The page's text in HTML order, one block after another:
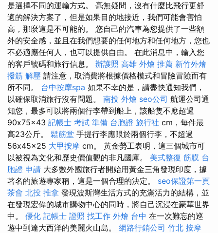
是選擇不同的運輸方式。 毫無疑問，沒有什麼比飛行更舒
適的解決方案了，但是如果目的地接近，我們可能會害怕
高，那麼這是不可能的。 您自己的汽車為您提供了一些額
外的安全感，並且在我們想要的任何地方和任何地方，您也
不必適應任何人，也可以提供自由。 在此消息中，輸入您
的客戶號碼和旅行信息。 辦護照 高雄 外燴 推薦 新竹外燴
撥筋 解壓 請注意，取消費將根據價格模式和冒險冒險而有
所不同。 台中按摩spa 如果不幸的是，請盡快通知我們，
以確保取消旅行沒有問題。 南投 外燴 seo公司 航運公司通
知您，最多可以將兩個行李帶到船上，該船隻不應超過
90x75x43 記帳士 考試 準備 台胞證 旅行社 cm，每件最
高23公斤。 鬆筋堂 手提行李應限於兩個行李，不超過
56x45x25 大甲按摩 cm。 黃金勞工表明，這三個城市可
以被視為文化和歷史價值觀的非凡國庫。 美式整復 筋膜 台
胞證 申請 大多數外國旅行者開始用黃金三角發現印度，據
著名的旅遊專家稱，這是一個合理的決定。 seo保證第一頁
茶會 北投 推拿 發現波斯灣生活方式的充滿活力的結構，並
在發現宏偉的城市購物中心的同時，將自己沉浸在豪華世界
中。 優化 記帳士 證照 找工作 外燴 台中 在一次難忘的巡
遊中到達大西洋的美麗火山島。 網路行銷公司 竹北 按摩